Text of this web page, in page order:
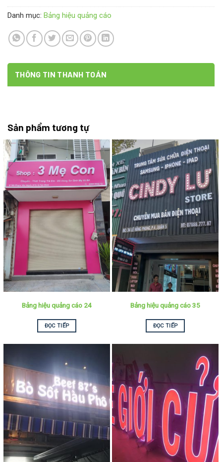
Danh mục: Bảng hiệu quảng cáo
THÔNG TIN THANH TOÁN
Sản phẩm tương tự
Bảng hiệu quảng cáo 24
ĐỌC TIẾP
Bảng hiệu quảng cáo 35
ĐỌC TIẾP